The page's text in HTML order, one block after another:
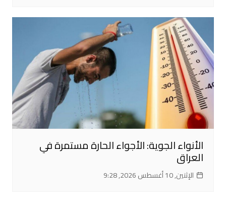
الأنواء الجوية: الأجواء الحارة مستمرة في
العراق
الإثنين, 10 أغسطس 2026, 9:28